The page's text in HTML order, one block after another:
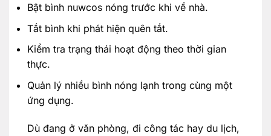
Bật bình nuwcos nóng trước khi về nhà.
Tắt bình khi phát hiện quên tắt.
Kiểm tra trạng thái hoạt động theo thời gian
thực.
Quản lý nhiều bình nóng lạnh trong cùng một
ứng dụng.
Dù đang ở văn phòng, đi công tác hay du lịch,